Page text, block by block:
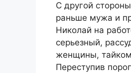
С другой
раньше мужа и
Николай на
серьезный,
женщины,
Переступив